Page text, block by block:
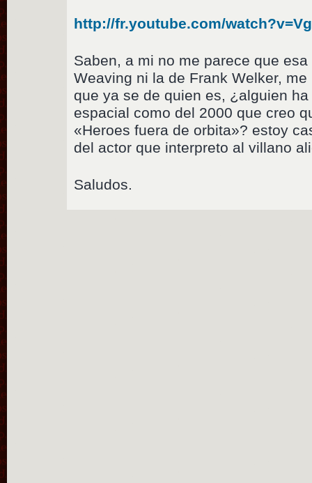
http://fr.youtube.com/
Saben, a mi no me parece que
Weaving ni la de Frank Welker,
que ya se de quien es, ¿alguien
espacial como del 2000 que creo
«Heroes fuera de orbita»? estoy
del actor que interpreto al villano
Saludos.